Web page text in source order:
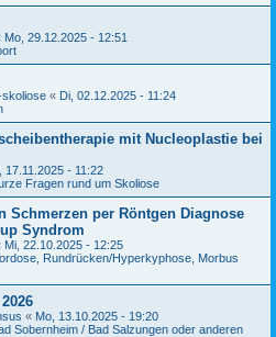
Mo, 29.12.2025 - 12:51
« Di, 02.12.2025 - 11:24
mit Nucleoplastie bei
17.11.2025 - 11:22
Fragen rund um Skoliose
Schmerzen per Röntgen Diagnose
Syndrom
Mi, 22.10.2025 - 12:25
Rundrücken/Hyperkyphose, Morbus
« Mo, 13.10.2025 - 19:20
Sobernheim / Bad Salzungen oder anderen